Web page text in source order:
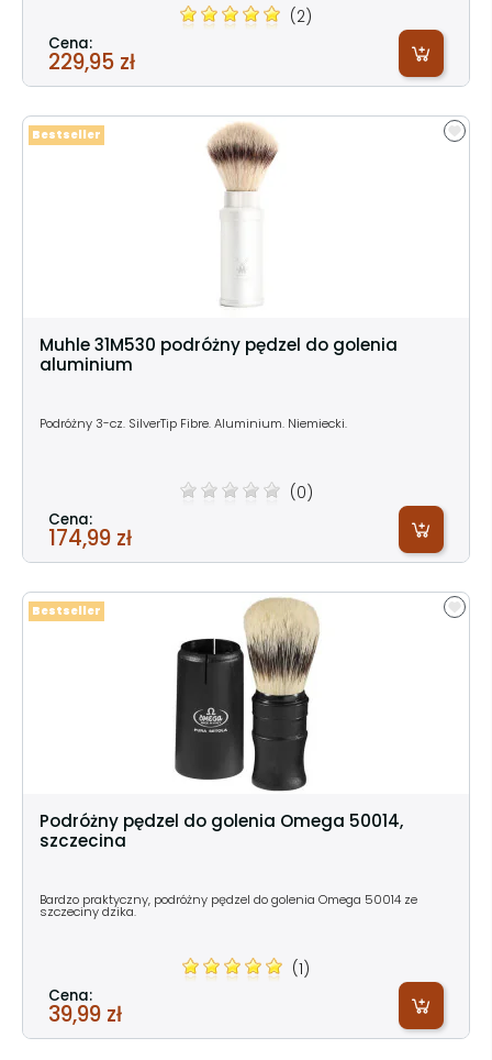
(2)
Cena:
229,95 zł
Muhle 31M530 podróżny pędzel do golenia
aluminium
Podróżny 3-cz. SilverTip Fibre. Aluminium. Niemiecki.
(0)
Cena:
174,99 zł
Bestseller
Podróżny pędzel do golenia Omega 50014,
szczecina
Bardzo praktyczny, podróżny pędzel do golenia Omega 50014 ze
szczeciny dzika.
(1)
Cena:
39,99 zł
Bestseller